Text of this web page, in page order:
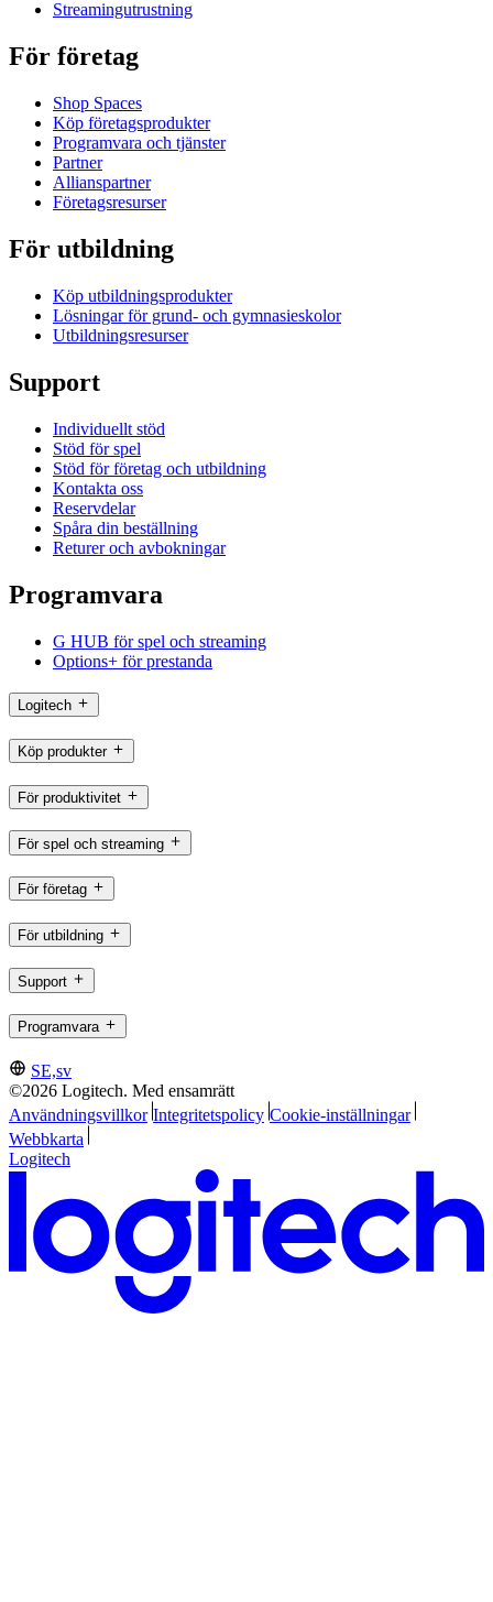
Streamingutrustning
För företag
Shop Spaces
Köp företagsprodukter
Programvara och tjänster
Partner
Allianspartner
Företagsresurser
För utbildning
Köp utbildningsprodukter
Lösningar för grund- och gymnasieskolor
Utbildningsresurser
Support
Individuellt stöd
Stöd för spel
Stöd för företag och utbildning
Kontakta oss
Reservdelar
Spåra din beställning
Returer och avbokningar
Programvara
G HUB för spel och streaming
Options+ för prestanda
Logitech
Köp produkter
För produktivitet
För spel och streaming
För företag
För utbildning
Support
Programvara
SE,sv
©2026 Logitech. Med ensamrätt
Användningsvillkor Integritetspolicy Cookie-inställningar
Webbkarta
Logitech